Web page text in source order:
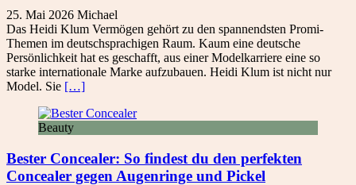
25. Mai 2026 Michael
Das Heidi Klum Vermögen gehört zu den spannendsten Promi-
Themen im deutschsprachigen Raum. Kaum eine deutsche
Persönlichkeit hat es geschafft, aus einer Modelkarriere eine so
starke internationale Marke aufzubauen. Heidi Klum ist nicht nur
Model. Sie […]
Beauty
Bester Concealer: So findest du den perfekten
Concealer gegen Augenringe und Pickel